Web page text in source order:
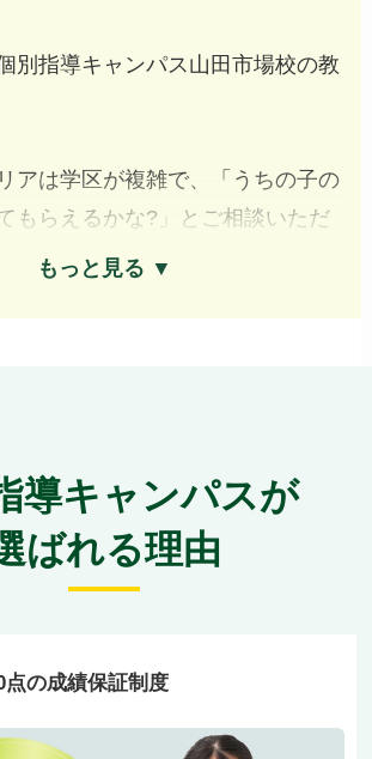
別指導キャンパス山田市場校の教
アは学区が複雑で、「うちの子の
もらえるかな?」とご相談いただ
ります。
里丘小・南山田小・山田二小、千
・片山中、大阪青凌高・吹田東
、地元の様々な学校から生徒さん
指導と生徒の質問の声しか聞こえ
ていますが、休憩時間はアットホ
もっと見る ▼
導キャンパスが
ばれる理由
点の成績保証制度